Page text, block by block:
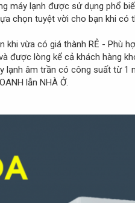
máy lạnh được sử dụng phổ
chọn tuyệt vời cho bạn khi có
khi vừa có giá thành RẺ - Phù
được lòng kể cả khách hàng
lạnh âm trần có công suất từ 1
lẫn NHÀ Ở.